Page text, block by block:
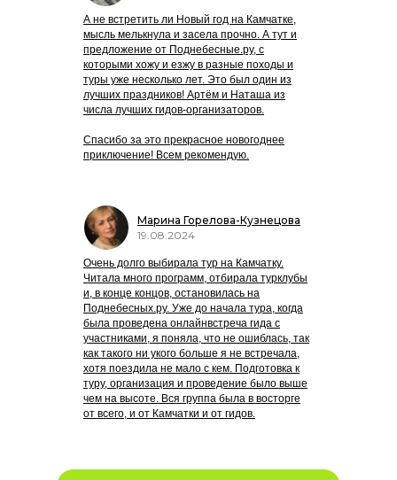
А не встретить ли Новый год на Камчатке,
мысль мелькнула и засела прочно. А тут и
предложение от Поднебесные.ру, с
которыми хожу и езжу в разные походы и
туры уже несколько лет. Это был один из
лучших праздников! Артём и Наташа из
числа лучших гидов-организаторов.
Спасибо за это прекрасное новогоднее
приключение! Всем рекомендую.
Очень долго выбирала тур на Камчатку.
Читала много программ, отбирала турклубы
и, в конце концов, остановилась на
Поднебесных.ру. Уже до начала тура, когда
была проведена онлайнвстреча гида с
участниками, я поняла, что не ошиблась, так
как такого ни укого больше я не встречала,
хотя поездила не мало с кем. Подготовка к
туру, организация и проведение было выше
чем на высоте. Вся группа была в восторге
от всего, и от Камчатки и от гидов.
19.08.2024
Марина Горелова-Кузнецова